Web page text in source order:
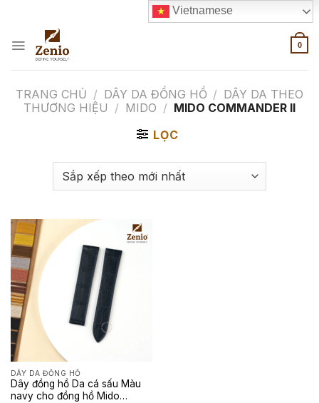
content
0
TRANG CHỦ / DÂY DA ĐỒNG HỒ / DÂY DA THEO
THƯƠNG HIỆU / MIDO / MIDO COMMANDER II
LỌC
DÂY DA ĐỒNG HỒ
Dây đồng hồ Da cá sấu Màu
navy cho đồng hồ Mido
Vietnamese